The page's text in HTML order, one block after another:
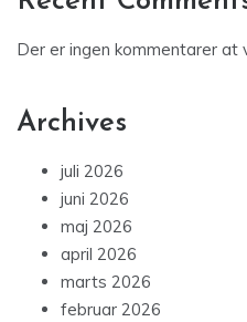
Der er ingen kommentarer at
Archives
juli 2026
juni 2026
maj 2026
april 2026
marts 2026
februar 2026